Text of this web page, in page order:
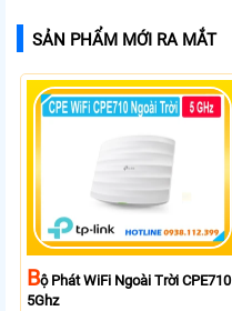
SẢN PHẨM MỚI RA MẮT
BỘ Phát WiFi Ngoài Trời CPE710
5Ghz